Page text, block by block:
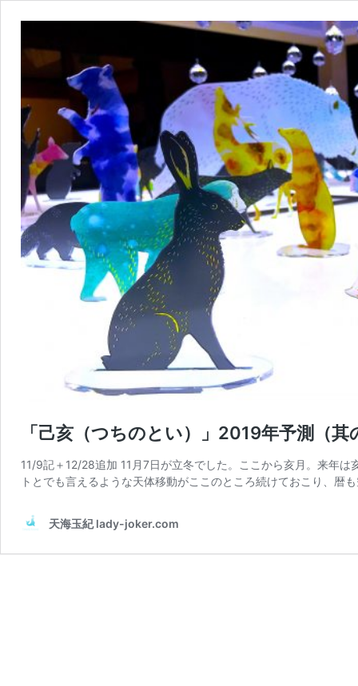
「己亥（つちのとい）」2019年予測（其
11/9記＋12/28追加 11月7日が立冬でした。ここから亥月。来年
トとでも言えるような天体移動がここのところ続けておこり、暦
天海玉紀 lady-joker.com